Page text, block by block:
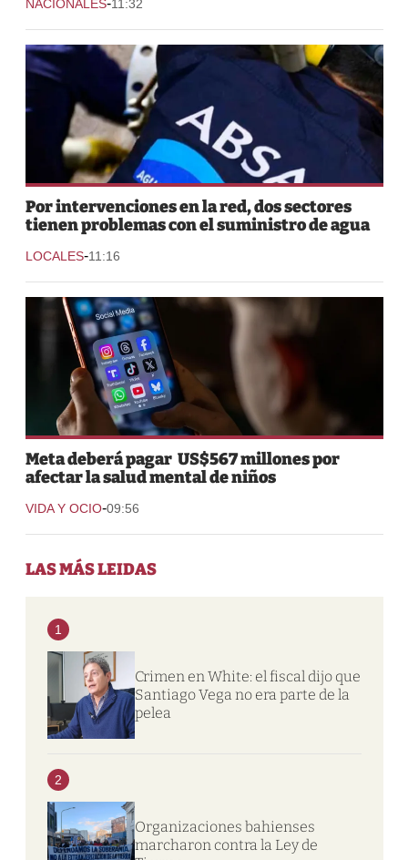
NACIONALES-11:32
Por intervenciones en la red, dos sectores
tienen problemas con el suministro de agua
LOCALES-11:16
Meta deberá pagar US$567 millones por
afectar la salud mental de niños
VIDA Y OCIO-09:56
LAS MÁS LEIDAS
1
Crimen en White: el fiscal dijo que
Santiago Vega no era parte de la
pelea
2
Organizaciones bahienses
marcharon contra la Ley de